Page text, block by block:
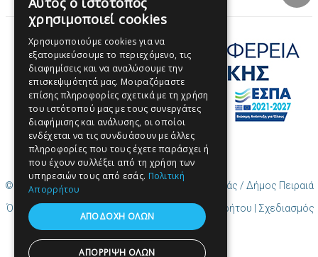
© Copyright Περιεχόμενο Χρηστών (UGC) Πειραιάς / Δήμος Πειραιά
Όροι χρήσης | Πολιτική Cookies | Πολιτική Απορρήτου | Σχεδιασμός
και δημιουργία από Cosmote
GREEK
GREEK
χρησιμοποιεί cookies
Χρησιμοποιούμε cookies για να
εξατομικεύσουμε το περιεχόμενο, τις
διαφημίσεις και να αναλύσουμε την
επισκεψιμότητά μας. Μοιραζόμαστε
επίσης πληροφορίες σχετικά με τη χρήση
του ιστότοπού μας με τους συνεργάτες
διαφήμισης και ανάλυσης, οι οποίοι
ενδέχεται να τις συνδυάσουν με άλλες
πληροφορίες που τους έχετε παράσχει ή
που έχουν συλλέξει από τη χρήση των
υπηρεσιών τους από εσάς. Πολιτική
Απορρήτου
ΑΠΟΔΟΧΉ ΌΛΩΝ
ΑΠΌΡΡΙΨΗ ΌΛΩΝ